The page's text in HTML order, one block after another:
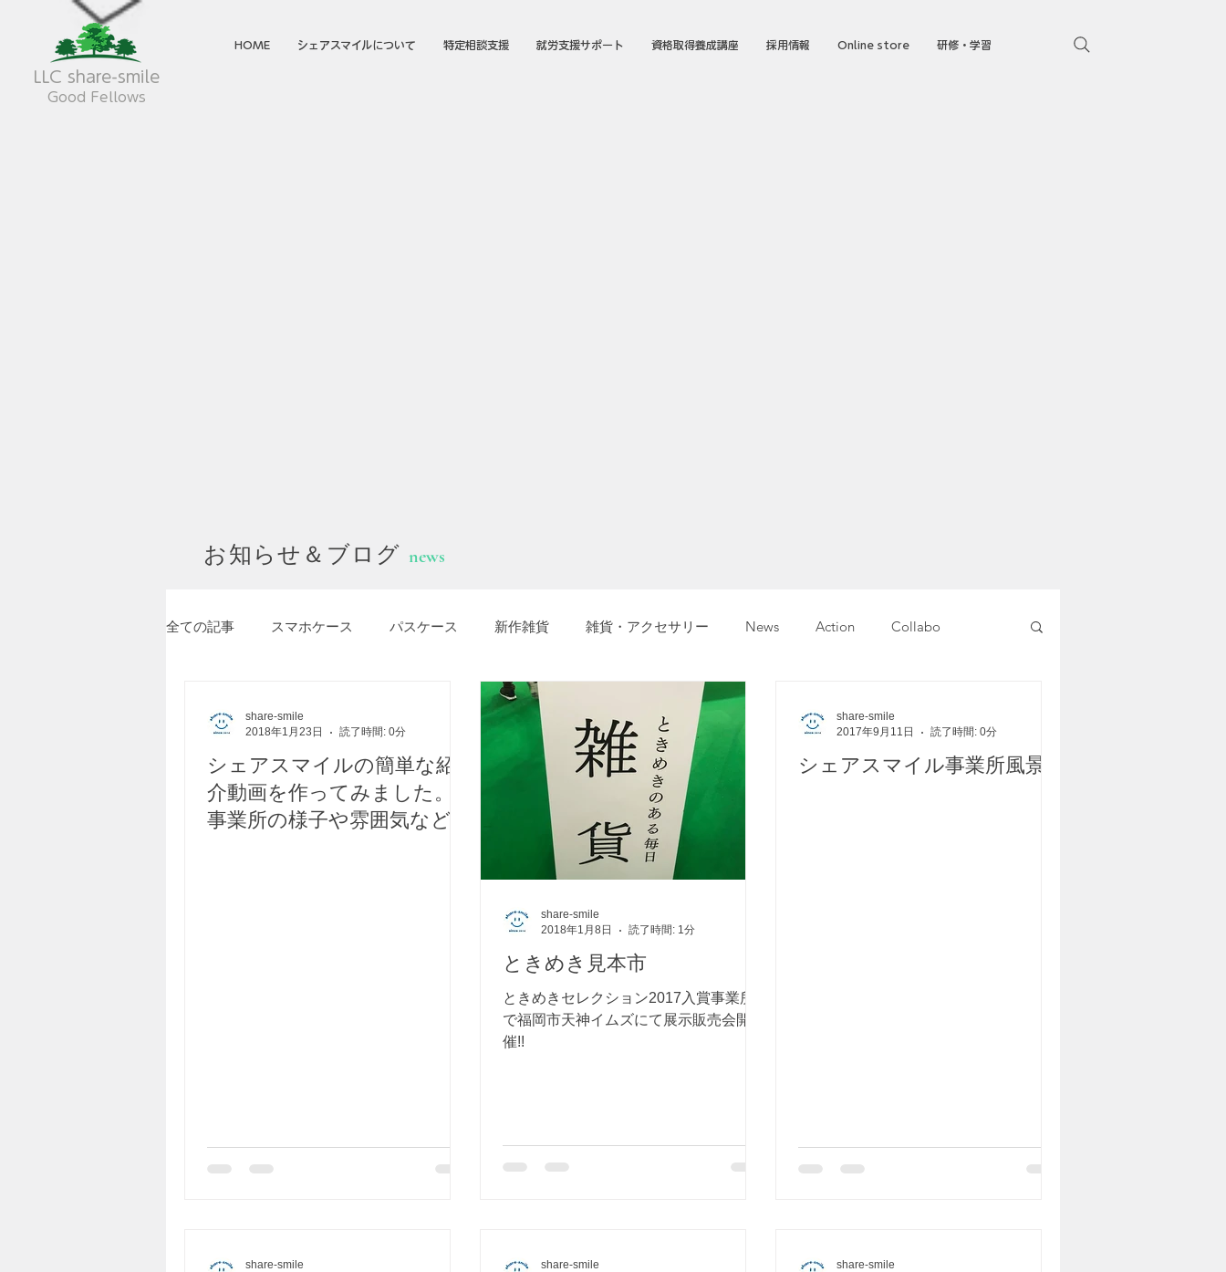
LLC share-smile
Good Fellows
HOME シェアスマイルについて 特定相談支援 就労支援サポート 資格取得養成講座 採用情報 Online store 研修・学習
お知らせ＆ブログ news
全ての記事 スマホケース パスケース 新作雑貨 雑貨・アクセサリー News Action Collabo
フクオカTシャツマーケット 就労選択支援
就労継続支援A型 就労継続支援B型
シェアスマイルの簡単な紹
介動画を作ってみました。
事業所の様子や雰囲気など
share-smile
2018年1月23日
読了時間: 0分
ときめき見本市
ときめきセレクション2017入賞事業所
で福岡市天神イムズにて展示販売会開
催!!
share-smile
2018年1月8日
読了時間: 1分
シェアスマイル事業所風景
share-smile
2017年9月11日
読了時間: 0分
share-smile
share-smile
share-smile